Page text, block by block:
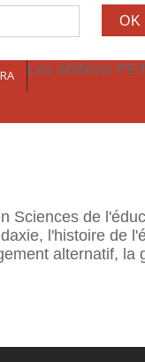
Les éditions
Sciences de
l'histoire de
alternatif,